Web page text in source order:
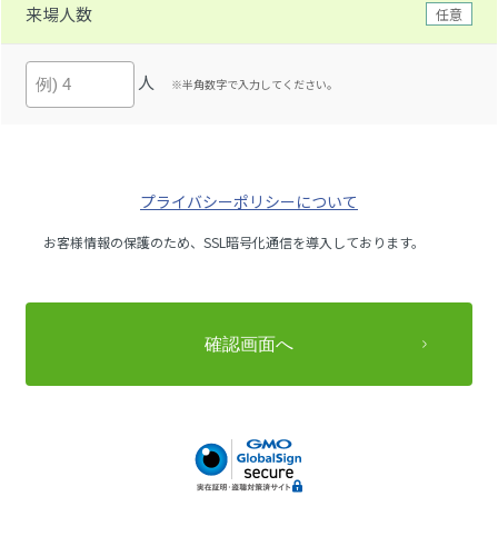
来場人数 任意
人 ※半角数字で入力してください。
プライバシーポリシーについて
お客様情報の保護のため、SSL暗号化通信を導入しております。